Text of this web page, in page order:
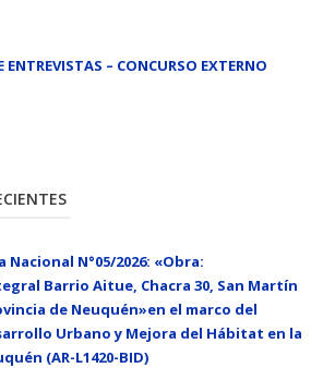
ENTREVISTAS – CONCURSO EXTERNO
N°05/2026: «Obra:
Barrio Aitue, Chacra 30, San Martín
de Neuquén»en el marco del
Urbano y Mejora del Hábitat en la
(AR-L1420-BID)